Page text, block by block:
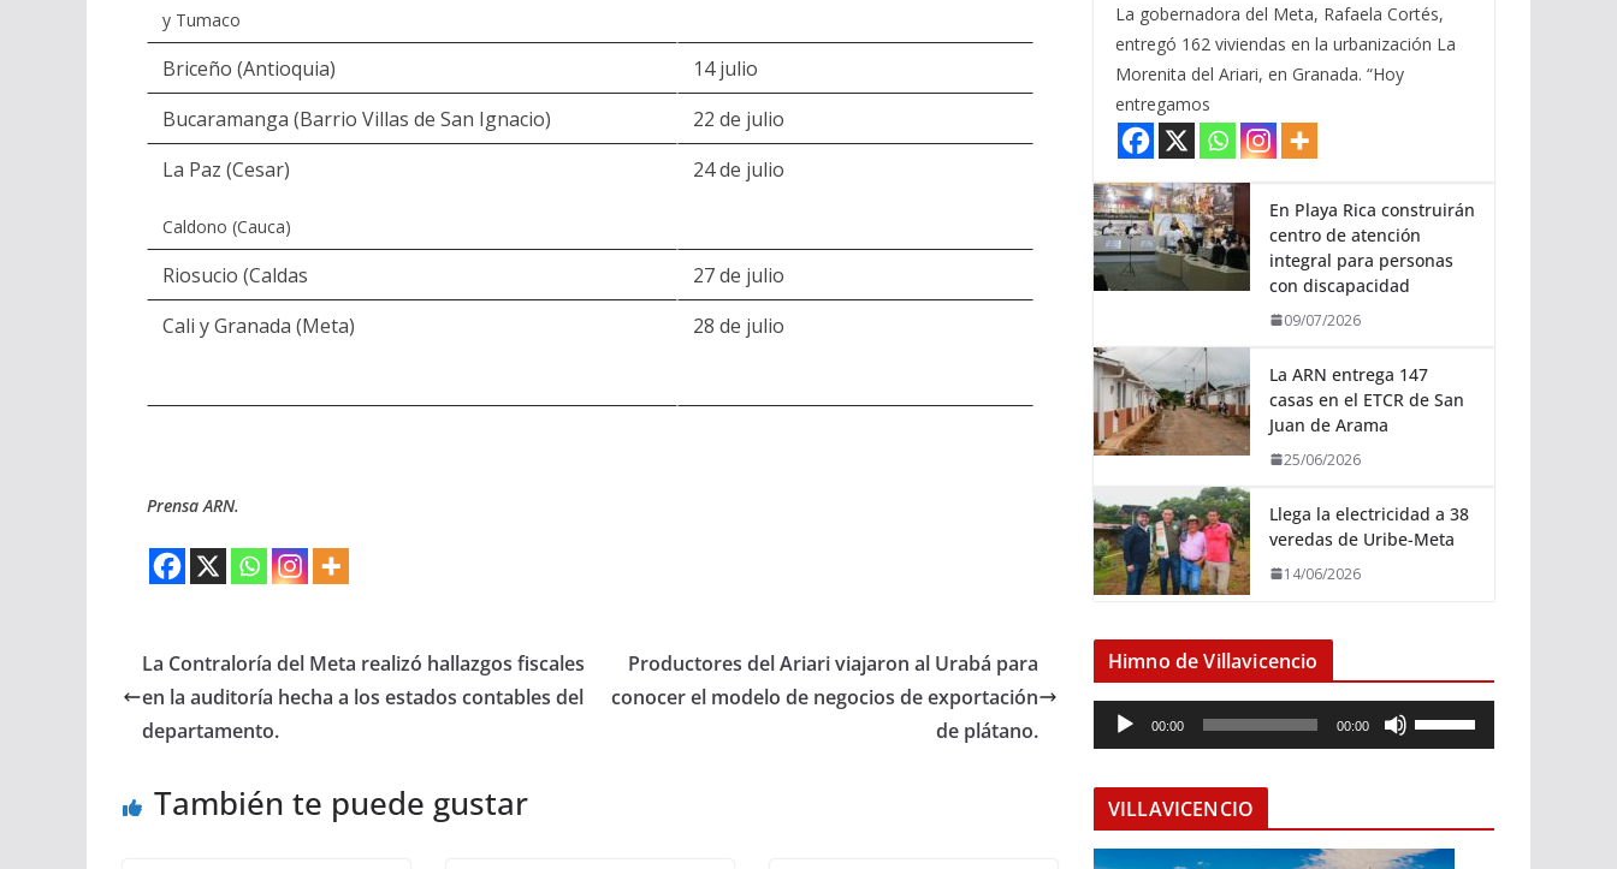
y Tumaco
Briceño (Antioquia)
14 julio
Bucaramanga (Barrio Villas de San Ignacio)
22 de julio
La Paz (Cesar)
Caldono (Cauca)
24 de julio
Riosucio (Caldas
27 de julio
Cali y Granada (Meta)
28 de julio
Prensa ARN.
La Contraloría del Meta realizó hallazgos fiscales
en la auditoría hecha a los estados contables del
departamento.
Productores del Ariari viajaron al Urabá para
conocer el modelo de negocios de exportación
de plátano.
También te puede gustar
La gobernadora del Meta, Rafaela Cortés,
entregó 162 viviendas en la urbanización La
Morenita del Ariari, en Granada. “Hoy
entregamos
En Playa Rica construirán
centro de atención
integral para personas
con discapacidad
09/07/2026
La ARN entrega 147
casas en el ETCR de San
Juan de Arama
25/06/2026
Llega la electricidad a 38
veredas de Uribe-Meta
14/06/2026
Himno de Villavicencio
e
o
00:00 00:00
i
z
VILLAVICENCIO